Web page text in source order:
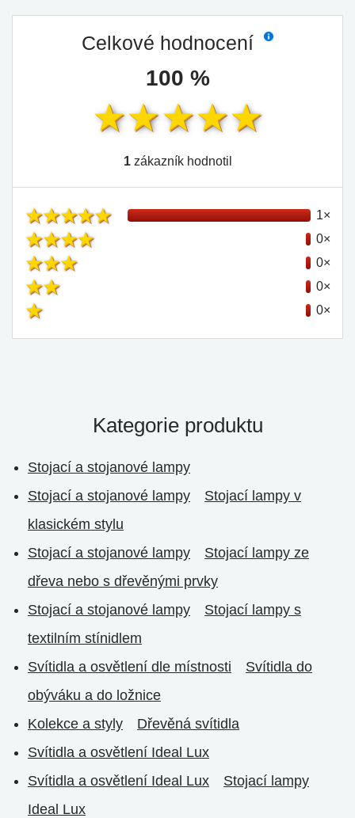
Celkové hodnocení
100 %
1zákazník hodnotil
1×
0×
0×
0×
0×
Kategorie produktu
Stojací a stojanové lampy
Stojací a stojanové lampy
Stojací lampy v
klasickém stylu
Stojací a stojanové lampy
Stojací lampy ze
dřeva nebo s dřevěnými prvky
Stojací a stojanové lampy
Stojací lampy s
textilním stínidlem
Svítidla a osvětlení dle místnosti
Svítidla do
obýváku a do ložnice
Kolekce a styly
Dřevěná svítidla
Svítidla a osvětlení Ideal Lux
Svítidla a osvětlení Ideal Lux
Stojací lampy
Ideal Lux